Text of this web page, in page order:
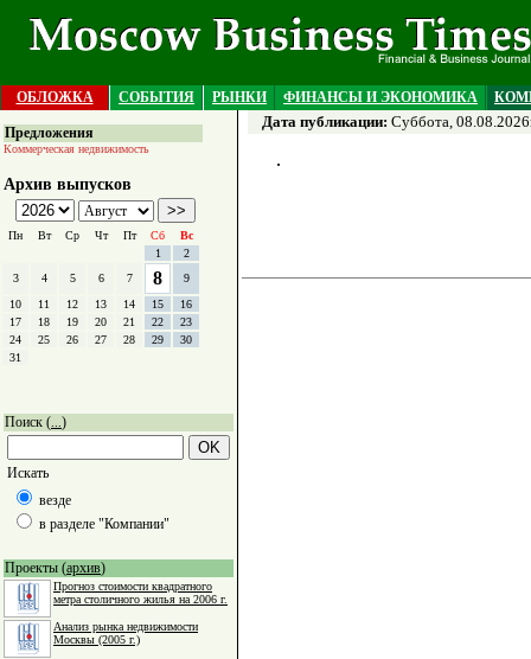
ОБЛОЖКА СОБЫТИЯ РЫНКИ ФИНАНСЫ И ЭКОНОМИКА
Предложения
Коммерческая недвижимость
Архив выпусков
Пн Вт Ср Чт Пт Сб
Вс
1
2
3
4 5 6 7 8
9
10
11 12 13 14 15
16
17
18 19 20 21 22
23
24
25 26 27 28 29
30
31
Поиск ( )
Искать
везде
в разделе "Компании"
Проекты (архив)
Прогноз стоимости квадратного
метра столичного жилья на 2006 г.
Анализ рынка недвижимости
Москвы (2005 г.)
Дата публикации: Суббота,